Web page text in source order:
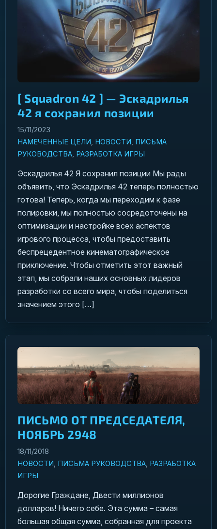
[ Squadron 42 ] — Эскадрилья
42 я сохранил позиции
15/11/2023
НАМЕЧЕННЫЕ ЦЕЛИ, НОВОСТИ, ПИСЬМА
РУКОВОДСТВА, РАЗРАБОТКА ИГРЫ
Эскадрилья 42 Я сохранил позиции Мы рады
объявить, что Эскадрилья 42 теперь полностью
готова! Теперь, когда мы переходим к фазе
полировки, мы полностью сосредоточены на
оптимизации и настройке всех аспектов
игрового процесса, чтобы предоставить
беспрецедентное кинематографическое
приключение. Чтобы отметить этот важный
этап, мы собрали наших основных лидеров
разработки со всего мира, чтобы поделиться
значением этого […]
ПИСЬМО ОТ ПРЕДСЕДАТЕЛЯ,
НОЯБРЬ 2948
18/11/2018
НОВОСТИ, ПИСЬМА РУКОВОДСТВА, РАЗРАБОТКА
ИГРЫ
Дорогие Граждане, Двести миллионов
долларов! Ничего себе. Эта сумма – самая
большая общая сумма, собранная для проекта